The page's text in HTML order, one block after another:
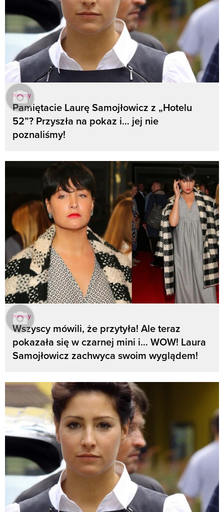
Newsy
Pamiętacie Laurę Samojłowicz z „Hotelu
52”? Przyszła na pokaz i… jej nie
poznaliśmy!
Newsy
Wszyscy mówili, że przytyła! Ale teraz
pokazała się w czarnej mini i… WOW! Laura
Samojłowicz zachwyca swoim wyglądem!